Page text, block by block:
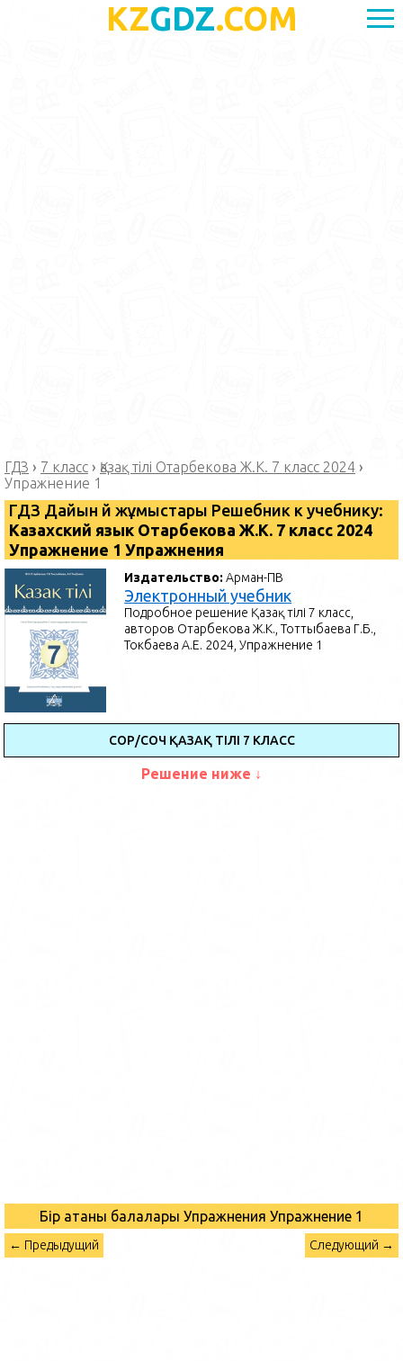
KZGDZ.COM
ГДЗ › 7 класс › Қазақ тілі Отарбекова Ж.К. 7 класс 2024 ›
Упражнение 1
ГДЗ Дайын үй жұмыстары Решебник к учебнику:
Казахский язык Отарбекова Ж.К. 7 класс 2024
Упражнение 1 Упражнения
Издательство:Арман-ПВ
Электронный учебник
Подробное решение Қазақ тілі 7 класс,
авторов Отарбекова Ж.К., Тоттыбаева Г.Б.,
Токбаева А.Е. 2024, Упражнение 1
СОР/СОЧ ҚАЗАҚ ТІЛІ 7 КЛАСС
Решение ниже ↓
Бір атаның балалары Упражнения Упражнение 1
← Предыдущий Следующий →